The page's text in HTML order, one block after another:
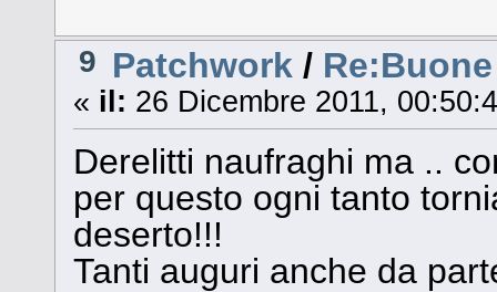
9 Patchwork /
« il: 26 Dicembre 2011,
Derelitti naufraghi ma ..
per questo ogni tanto
deserto!!!
Tanti auguri anche da